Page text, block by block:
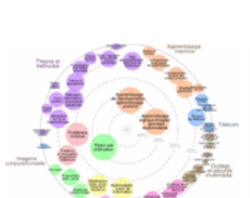
Expertises du GdR -
cartographie par Axes -
19/09/2025